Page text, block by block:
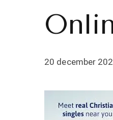
20 december